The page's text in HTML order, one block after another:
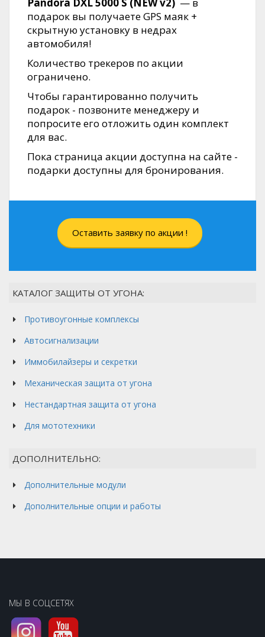
подарок вы получаете GPS маяк +
скрытную установку в недрах
автомобиля!
Количество трекеров по акции
ограничено.
Чтобы гарантированно получить
подарок - позвоните менеджеру и
попросите его отложить один комплект
для вас.
Пока страница акции доступна на сайте -
подарки доступны для бронирования.
Оставить заявку по акции !
КАТАЛОГ ЗАЩИТЫ ОТ УГОНА:
Противоугонные комплексы
Автосигнализации
Иммобилайзеры и секретки
Механическая защита от угона
Нестандартная защита от угона
Для мототехники
ДОПОЛНИТЕЛЬНО:
Дополнительные модули
Дополнительные опции и работы
МЫ В СОЦСЕТЯХ